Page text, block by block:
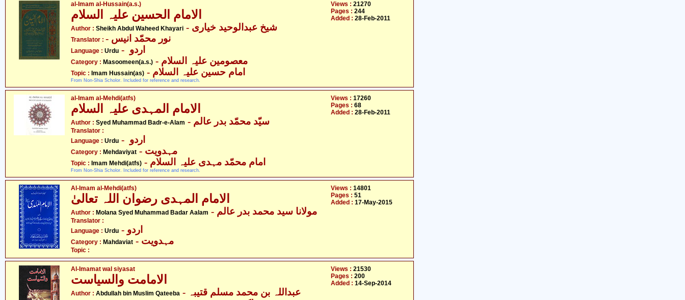
al-Imam al-Hussain(a.s.)
Author : Sheikh Abdul Waheed Khayari - شیخ عبدالوحید خیاری
Translator : - نور محمّد انیس
Language : Urdu
Category : Masoomeen(a.s.)
Topic : Imam Hussain(as) - امام حسین علیہ السلام
From Non-Shia Scholor. Included for reference and research.
Views : 21270
Pages : 244
Added : 28-Feb-2011
al-Imam al-Mehdi(atfs)
الامام المہدی علیہ السلام
Author : Syed Muhammad Badr-e-Alam - سیّد محمّد بدر عالم
Translator :
Language : Urdu
Category : Mehdaviyat - مہدویت
Topic : Imam Mehdi(atfs) - امام محمّد مہدی علیہ السلام
From Non-Shia Scholor. Included for reference and research.
Views : 17260
Pages : 68
Added : 28-Feb-2011
Al-Imam al-Mehdi(atfs)
الامام المہدی رضوان اللہ تعالیٰ
Author : Molana Syed Muhammad Badar Aalam - مولانا سید محمد بدر عالم
Translator :
Language : Urdu - اردو
Category : Mahdaviat - مہدویت
Topic :
Views : 14801
Pages : 51
Added : 17-May-2015
Al-Imamat wal siyasat
الامامت والسیاست
Author : Abdullah bin Muslim Qateeba
- عبداللہ بن محمد مسلم قتیبہ
Views : 21530
Pages : 200
Added : 14-Sep-2014